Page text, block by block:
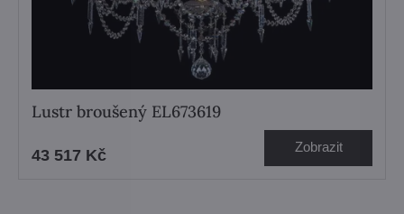
Lustr broušený EL673619
43 517 Kč Zobrazit